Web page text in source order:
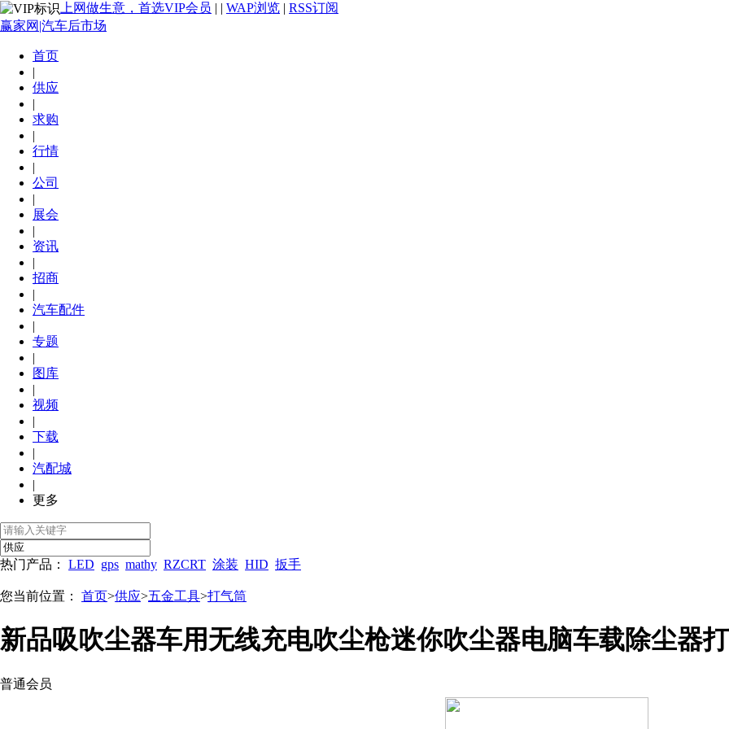
上网做生意，首选VIP会员 | | WAP浏览 | RSS订阅
赢家网|汽车后市场
首页
|
供应
|
求购
|
行情
|
公司
|
展会
|
资讯
|
招商
|
汽车配件
|
专题
|
图库
|
视频
|
下载
|
汽配城
|
更多
热门产品： LED gps mathy RZCRT 涂装 HID 扳手
您当前位置： 首页>供应>五金工具>打气筒
新品吸吹尘器车用无线充电吹尘枪迷你吹尘器电脑车载除尘器
普通会员